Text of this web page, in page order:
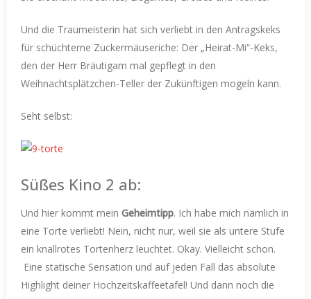
Und die Traumeisterin hat sich verliebt in den Antragskeks
für schüchterne Zuckermäuseriche: Der „Heirat-Mi“-Keks,
den der Herr Bräutigam mal gepflegt in den
Weihnachtsplätzchen-Teller der Zukünftigen mogeln kann.
Seht selbst:
Süßes Kino 2 ab:
Und hier kommt mein Geheimtipp. Ich habe mich nämlich in
eine Torte verliebt! Nein, nicht nur, weil sie als untere Stufe
ein knallrotes Tortenherz leuchtet. Okay. Vielleicht schon.
Eine statische Sensation und auf jeden Fall das absolute
Highlight deiner Hochzeitskaffeetafel! Und dann noch die